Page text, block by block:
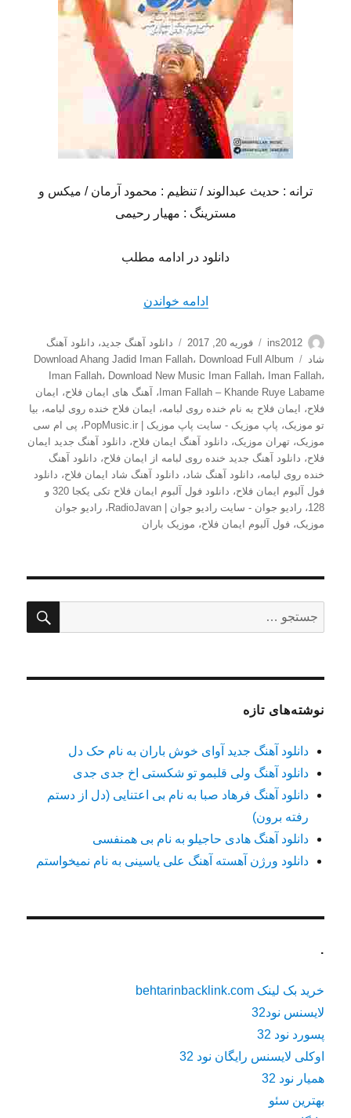
ترانه : حدیث عبدالوند / تنظیم : محمود آرمان / میکس و
مسترینگ : مهیار رحیمی
دانلود در ادامه مطلب
ادامه خواندن
نویسنده
ins2012
ارسال
شده
در
فوریه 20, 2017 دسته‌ها
دانلود آهنگ جدید، دانلود آهنگ
شاد
برچسب‌ها Download Ahang Jadid Iman Fallah، Download Full Album
Iman Fallah، Download New Music Iman Fallah، Iman Fallah،
Iman Fallah – Khande Ruye Labame ، آهنگ های ایمان فلاح،
ایمان
فلاح، ایمان فلاح به نام خنده روی لبامه، ایمان فلاح خنده روی لبامه، بیا
تو موزیک، پاپ موزیک - سایت پاپ موزیک | PopMusic.ir ، پی ام سی
موزیک،تهران موزیک، دانلود آهنگ ایمان فلاح، دانلود آهنگ جدید ایمان
فلاح، دانلود آهنگ جدید خنده روی لبامه از ایمان فلاح، دانلود آهنگ
خنده روی لبامه، دانلود آهنگ شاد، دانلود آهنگ شاد ایمان فلاح، دانلود
فول آلبوم ایمان فلاح،
دانلود فول آلبوم ایمان فلاح تکی یکجا 320 و
128،رادیو جوان - سایت رادیو جوان | RadioJavan ،رادیو جوان
موزیک،فول آلبوم ایمان فلاح، موزیک باران
برای:
نوشته‌های تازه
دانلود آهنگ جدید آوای خوش باران به نام حک دل
دانلود آهنگ ولی قلبمو تو شکستی اخ جدی جدی
دانلود آهنگ فرهاد صبا به نام بی اعتنایی (دل از دستم
رفته برون)
دانلود آهنگ هادی حاجیلو به نام بی همنفسی
دانلود ورژن آهسته آهنگ علی یاسینی به نام نمیخواستم
.
خرید بک لینک behtarinbacklink.com
لایسنس نود32
پسورد نود 32
اوکلی لایسنس رایگان نود 32
همیار نود 32
بهترین سئو